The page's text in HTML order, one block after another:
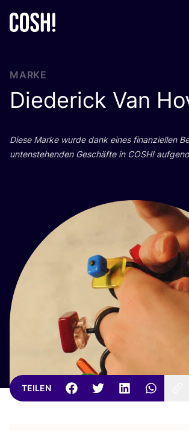
MARKE
Diederick Van
Die­se Mar­ke wur­de dank eines finan­zi­el­len
unten­ste­hen­den Geschäf­te in COSH!
TEILEN